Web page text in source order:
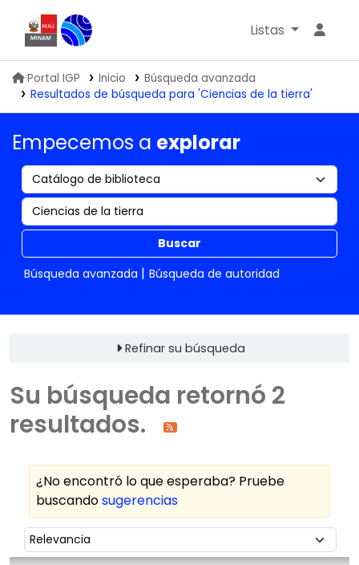
Biblioteca IGP
Listas
Portal IGP Inicio
Búsqueda avanzada
Resultados de búsqueda para 'Ciencias de la tierra'
Empecemos a explorar
Buscar
Búsqueda avanzada
Búsqueda de autoridad
Refinar su búsqueda
Su búsqueda retornó 2
resultados.
¿No encontró lo que esperaba? Pruebe
buscandosugerencias
Ordenar
Ordenar por: